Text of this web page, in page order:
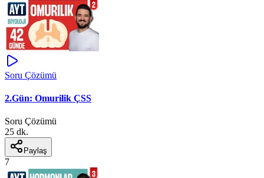
Soru Çözümü
2.Gün: Omurilik ÇSS
Soru Çözümü
25 dk.
Paylaş
7